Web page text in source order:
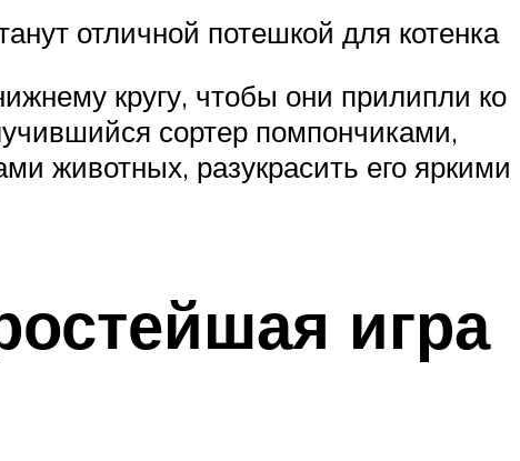
отличной потешкой для котенка
кругу, чтобы они прилипли ко
сортер помпончиками,
животных, разукрасить его яркими
игра